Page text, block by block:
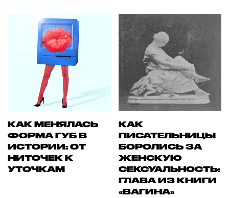
КАК МЕНЯЛАСЬ
ФОРМА ГУБ В
ИСТОРИИ: ОТ
НИТОЧЕК К
УТОЧКАМ
КАК
ПИСАТЕЛЬНИЦЫ
БОРОЛИСЬ ЗА
ЖЕНСКУЮ
СЕКСУАЛЬНОСТЬ:
ГЛАВА ИЗ КНИГИ
«ВАГИНА»